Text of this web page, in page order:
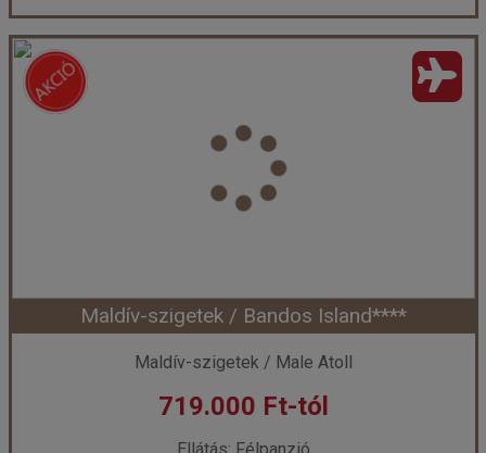
Meeru Island Resort & Spa
Észak-Male Atoll
Utazás módja:
Repülővel
Teljes ellátás
Szálláskategória:Hotel ****
Villa tengerparton motorcsónakkal való utazással
Időpont: 2026-08-30 | 6 éj
már 714.399 Ft-tól
Maldív-szigetek / Bandos Island****
Maldív-szigetek / Male Atoll
719.000 Ft-tól